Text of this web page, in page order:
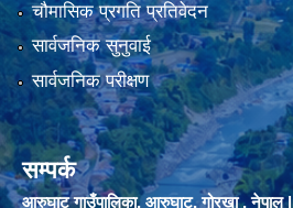
चौमासिक प्रगति प्रतिवेदन
सार्वजनिक सुनुवाई
सार्वजनिक परीक्षण
सम्पर्क
आरुघाट गाउँपालिका, आरुघाट, गोरखा , नेपाल |